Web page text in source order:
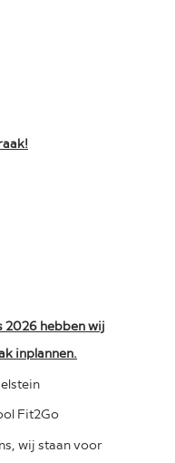
2026 hebben wij
inplannen.
Fit2Go
wij staan voor